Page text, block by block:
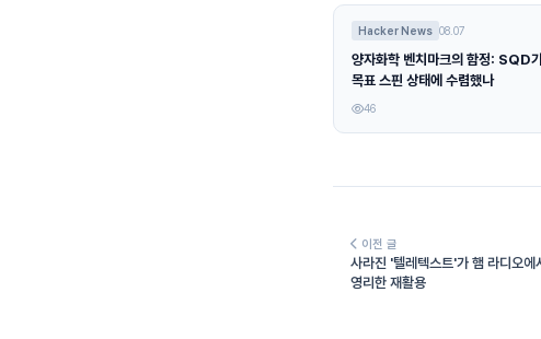
Hacker News 08.07
양자화학 벤치마크의 함정: SQD
목표 스핀 상태에 수렴했나
46
이전 글
사라진 '텔레텍스트'가 햄 라디오
영리한 재활용